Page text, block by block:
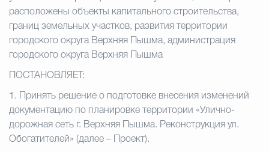
расположены объекты капитального строительства,
границ земельных участков, развития территории
городского округа Верхняя Пышма, администрация
городского округа Верхняя Пышма
ПОСТАНОВЛЯЕТ:
1.
Принять решение о подготовке внесения изменений
документацию по планировке территории «Улично-
дорожная сеть г. Верхняя Пышма. Реконструкция ул.
Обогатителей» (далее – Проект).